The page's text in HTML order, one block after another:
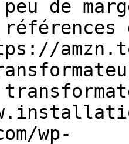
de
wp-